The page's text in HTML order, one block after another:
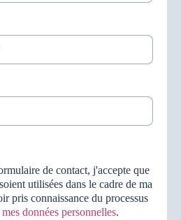
de contact, j'accepte que
utilisées dans le cadre de ma
pris connaissance du processus
données personnelles.